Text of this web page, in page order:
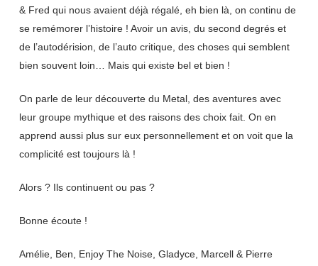
& Fred qui nous avaient déjà régalé, eh bien là, on continu de
se remémorer l’histoire ! Avoir un avis, du second degrés et
de l’autodérision, de l’auto critique, des choses qui semblent
bien souvent loin… Mais qui existe bel et bien !
On parle de leur découverte du Metal, des aventures avec
leur groupe mythique et des raisons des choix fait. On en
apprend aussi plus sur eux personnellement et on voit que la
complicité est toujours là !
Alors ? Ils continuent ou pas ?
Bonne écoute !
Amélie, Ben, Enjoy The Noise, Gladyce, Marcell & Pierre